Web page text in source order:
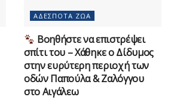
ΑΔΈΣΠΟΤΑ ΖΏΑ
Βοηθήστε να επιστρέψει
σπίτι του – Χάθηκε ο Δίδυμος
στην ευρύτερη περιοχή των
οδών Παπούλα & Ζαλόγγου
στο Αιγάλεω